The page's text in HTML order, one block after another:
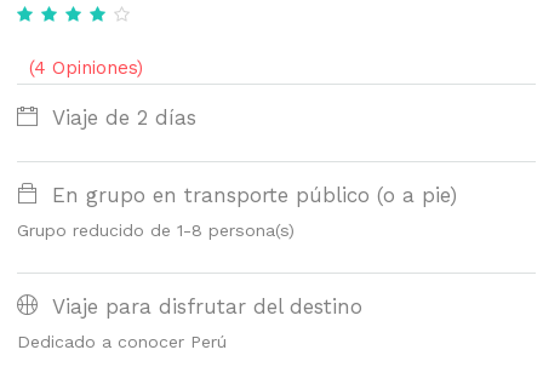
(4 Opiniones)
Viaje de 2 días
En grupo en transporte público (o a pie)
Grupo reducido de 1-8 persona(s)
Viaje para disfrutar del destino
Dedicado a conocer Perú